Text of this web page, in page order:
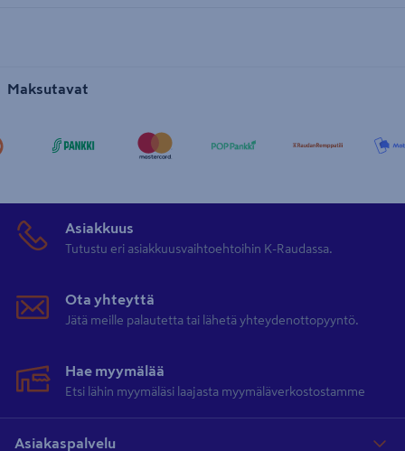
Maksutavat
Asiakkuus
Tutustu eri asiakkuusvaihtoehtoihin K-Raudassa.
Ota yhteyttä
Jätä meille palautetta tai lähetä yhteydenottopyyntö.
Hae myymälää
Etsi lähin myymäläsi laajasta myymäläverkostostamme
Asiakaspalvelu